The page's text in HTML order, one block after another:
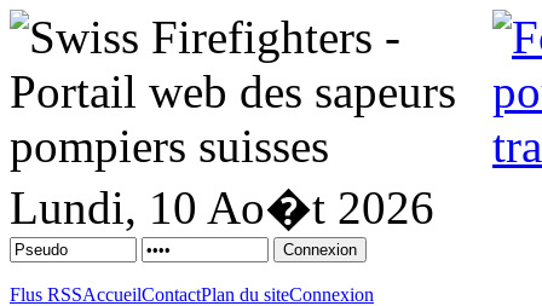
Lundi, 10 Ao�t 2026
Flus RSSAccueilContactPlan du siteConnexion